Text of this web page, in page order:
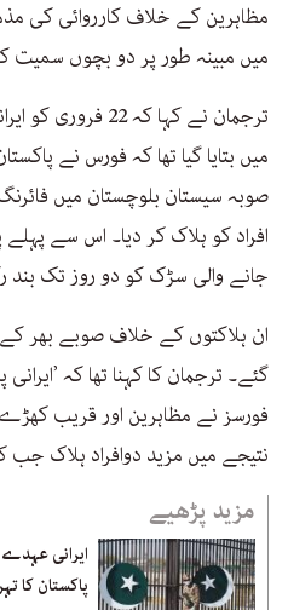
مظاہرین کے خلاف کارروائی کی
میں مبینہ طور پر دو بچوں سمیت کم از کم 12
ترجمان نے کہا کہ
میں بتایا گیا تھا کہ فورس نے
افراد کو ہلاک کر دیا۔ اس سے پہلے
جانے والی سڑک کو دو روز تک بند
ان ہلاکتوں کے خلاف صوبے بھر
گئے۔ ترجمان کا کہنا تھا کہ ’ایرانی
فورسز نے مظاہرین اور قریب
نتیجے میں مزید دوافراد ہلاک
مزید پڑھیے
ایرانی عہدے
پاکستان کا